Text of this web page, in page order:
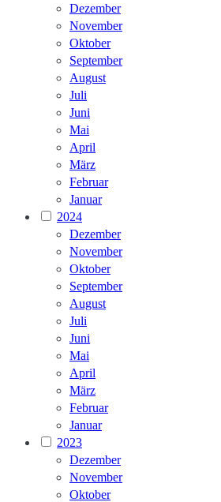
Dezember
November
Oktober
September
August
Juli
Juni
Mai
April
März
Februar
Januar
2024
Dezember
November
Oktober
September
August
Juli
Juni
Mai
April
März
Februar
Januar
2023
Dezember
November
Oktober